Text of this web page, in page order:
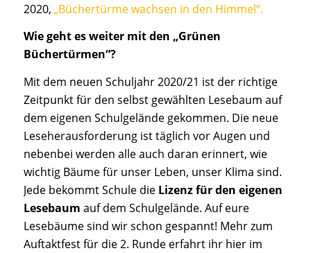
2020, „Büchertürme wachsen in den Himmel“.
Wie geht es weiter mit den „Grünen
Büchertürmen“?
Mit dem neuen Schuljahr 2020/21 ist der richtige
Zeitpunkt für den selbst gewählten Lesebaum auf
dem eigenen Schulgelände gekommen. Die neue
Leseherausforderung ist täglich vor Augen und
nebenbei werden alle auch daran erinnert, wie
wichtig Bäume für unser Leben, unser Klima sind.
Jede bekommt Schule die Lizenz für den eigenen
Lesebaum auf dem Schulgelände. Auf eure
Lesebäume sind wir schon gespannt! Mehr zum
Auftaktfest für die 2. Runde erfahrt ihr hier im